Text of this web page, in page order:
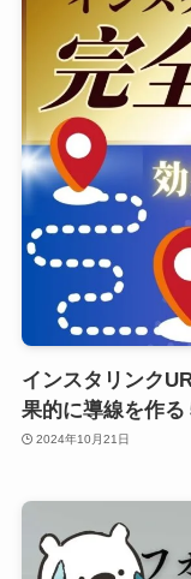
インスタリンク
果的に導線を作る
2024年10月21日